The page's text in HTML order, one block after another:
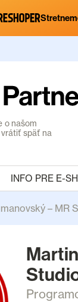
o našom
späť na
INFO PRE E-
– MR